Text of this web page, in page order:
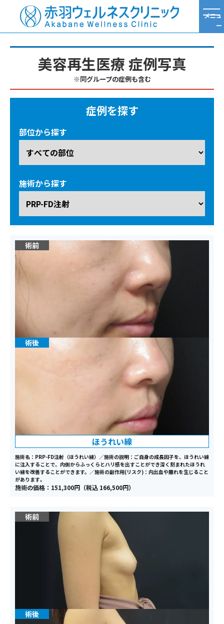
メニュ
ー
美容再生医療 症例写真
※同グループの症例も含む
症例を探す
部位から探す
施術から探す
ほうれい線
施術名：PRP-FD注射（ほうれい線）／施術の説明：ご自身の成長因子を、ほうれい線
に注入することで、内側からふっくらとハリ感を出すことができ深く刻まれたほうれ
い線を改善することができます。／施術の副作用(リスク)：内出血や腫れを生じること
があります｡
施術の価格：151,300円（税込 166,500円）